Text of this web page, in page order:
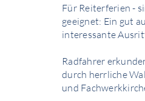
Für Reiterferien -
geeignet: Ein gut
interessante
Radfahrer
durch herrliche
und